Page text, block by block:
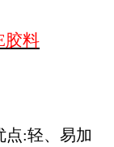
胶料
点:轻、易加